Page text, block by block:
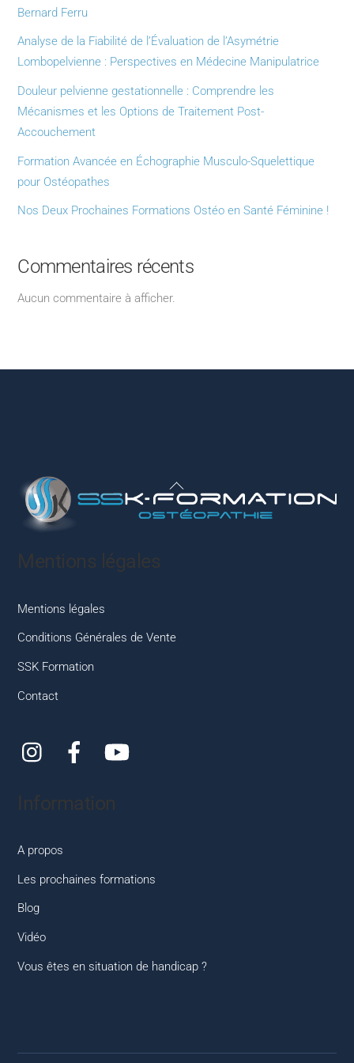
Bernard Ferru
Analyse de la Fiabilité de l’Évaluation de l’Asymétrie
Lombopelvienne : Perspectives en Médecine Manipulatrice
Douleur pelvienne gestationnelle : Comprendre les
Mécanismes et les Options de Traitement Post-
Accouchement
Formation Avancée en Échographie Musculo-Squelettique
pour Ostéopathes
Nos Deux Prochaines Formations Ostéo en Santé Féminine !
Commentaires récents
Aucun commentaire à afficher.
Back
To
Top
Mentions légales
Mentions légales
Conditions Générales de Vente
SSK Formation
Contact
Instagram
Information
A propos
Les prochaines formations
Blog
Vidéo
Vous êtes en situation de handicap ?